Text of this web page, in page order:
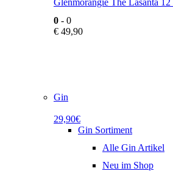
Glenmorangie The Lasanta
0 - 0
€ 49,90
Gin
29,90€
Gin Sortiment
Alle Gin Artikel
Neu im Shop